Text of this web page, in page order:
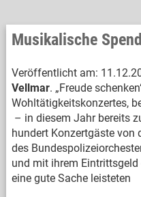
Musikalische
Veröffentlicht am:
Vellmar. „Freude
Wohltätigkeitskonzertes,
– in diesem Jahr bereits
hundert Konzertgäste von
des
und mit ihrem
eine gute Sache leisteten